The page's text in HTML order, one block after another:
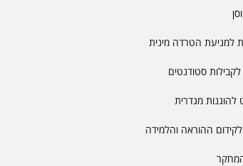
למניעת הטרדה מינית
לקבילות סטודנטים
להוגנות מגדרית
ההוראה והלמידה